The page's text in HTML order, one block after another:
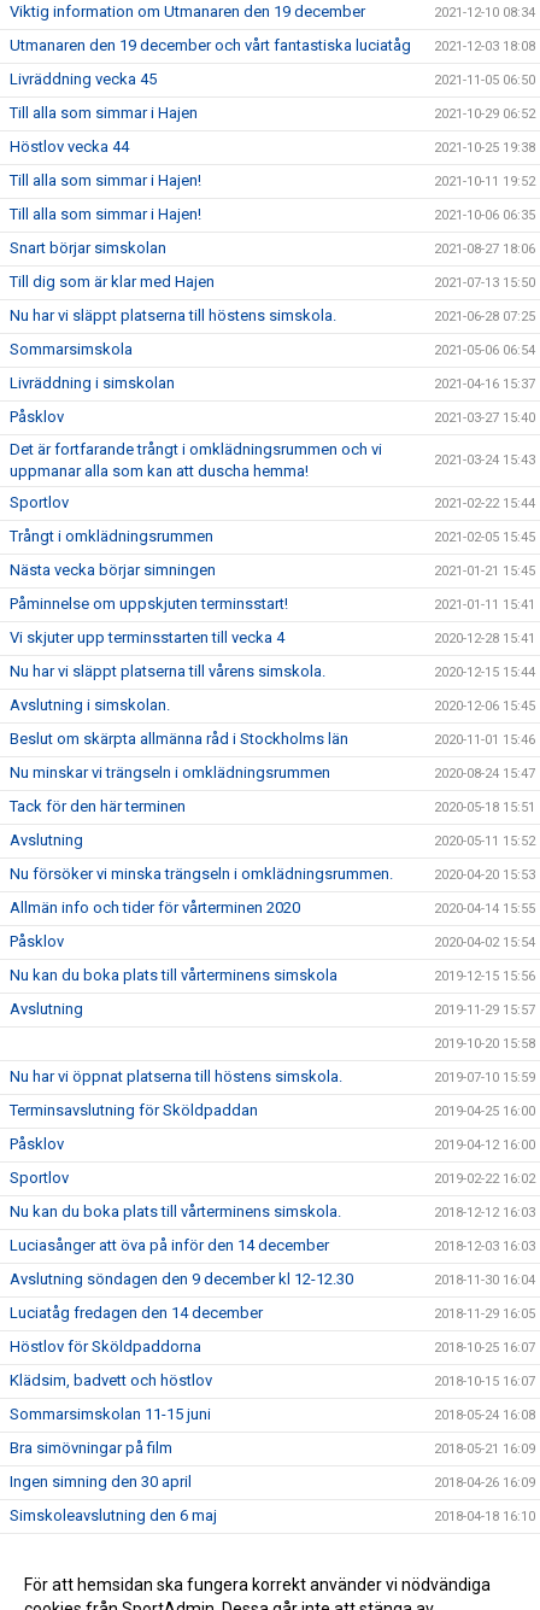
Viktig information om Utmanaren den 19 december 2021-12-10 08:34
Utmanaren den 19 december och vårt fantastiska luciatåg 2021-12-03 18:08
Livräddning vecka 45 2021-11-05 06:50
Till alla som simmar i Hajen 2021-10-29 06:52
Höstlov vecka 44 2021-10-25 19:38
Till alla som simmar i Hajen! 2021-10-11 19:52
Till alla som simmar i Hajen! 2021-10-06 06:35
Snart börjar simskolan 2021-08-27 18:06
Till dig som är klar med Hajen 2021-07-13 15:50
Nu har vi släppt platserna till höstens simskola. 2021-06-28 07:25
Sommarsimskola 2021-05-06 06:54
Livräddning i simskolan 2021-04-16 15:37
Påsklov 2021-03-27 15:40
Det är fortfarande trångt i omklädningsrummen och vi
uppmanar alla som kan att duscha hemma!
2021-03-24 15:43
Sportlov 2021-02-22 15:44
Trångt i omklädningsrummen 2021-02-05 15:45
Nästa vecka börjar simningen 2021-01-21 15:45
Påminnelse om uppskjuten terminsstart! 2021-01-11 15:41
Vi skjuter upp terminsstarten till vecka 4 2020-12-28 15:41
Nu har vi släppt platserna till vårens simskola. 2020-12-15 15:44
Avslutning i simskolan. 2020-12-06 15:45
Beslut om skärpta allmänna råd i Stockholms län 2020-11-01 15:46
Nu minskar vi trängseln i omklädningsrummen 2020-08-24 15:47
Tack för den här terminen 2020-05-18 15:51
Avslutning 2020-05-11 15:52
Nu försöker vi minska trängseln i omklädningsrummen. 2020-04-20 15:53
Allmän info och tider för vårterminen 2020 2020-04-14 15:55
Påsklov 2020-04-02 15:54
Nu kan du boka plats till vårterminens simskola 2019-12-15 15:56
Avslutning 2019-11-29 15:57
2019-10-20 15:58
Nu har vi öppnat platserna till höstens simskola. 2019-07-10 15:59
Terminsavslutning för Sköldpaddan 2019-04-25 16:00
Påsklov 2019-04-12 16:00
Sportlov 2019-02-22 16:02
Nu kan du boka plats till vårterminens simskola. 2018-12-12 16:03
Luciasånger att öva på inför den 14 december 2018-12-03 16:03
Avslutning söndagen den 9 december kl 12-12.30 2018-11-30 16:04
Luciatåg fredagen den 14 december 2018-11-29 16:05
Höstlov för Sköldpaddorna 2018-10-25 16:07
Klädsim, badvett och höstlov 2018-10-15 16:07
Sommarsimskolan 11-15 juni 2018-05-24 16:08
Bra simövningar på film 2018-05-21 16:09
Ingen simning den 30 april 2018-04-26 16:09
Simskoleavslutning den 6 maj 2018-04-18 16:10
Boka plats i vårens simskola 2017-12-19 16:12
För att hemsidan ska fungera korrekt använder vi nödvändiga